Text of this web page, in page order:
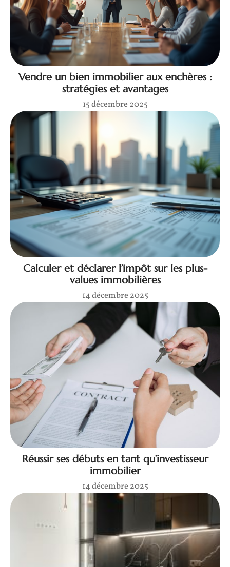
Vendre un bien immobilier aux enchères :
stratégies et avantages
15 décembre 2025
Calculer et déclarer l’impôt sur les plus-
values immobilières
14 décembre 2025
Réussir ses débuts en tant qu’investisseur
immobilier
14 décembre 2025